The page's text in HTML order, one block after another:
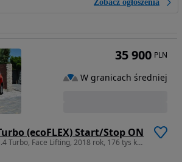
Zobacz ogłoszenia
(ecoFLEX) Start/Stop ON
1364 cm3 • 120 KM • 1.4 Turbo, Face Lifting, 2018 rok, 176 tys km, Wymieniony Rozrząd
35 900 PLN
W granicach średniej